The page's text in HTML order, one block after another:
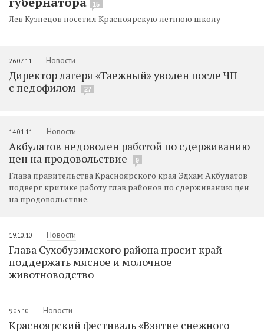
15
Лев Кузнецов посетил Красноярскую летнюю школу
26.07.11 Новости
Директор лагеря «Таежный» уволен после ЧП
с педофилом
27
14.01.11 Новости
Акбулатов недоволен работой по сдерживанию
цен на продовольствие
9
Глава правительства Красноярского края Эдхам Акбулатов
подверг критике работу глав районов по сдерживанию цен
на продовольствие.
19.10.10 Новости
Глава Сухобузимского района просит край
поддержать мясное и молочное
животноводство
9.03.10 Новости
Красноярский фестиваль «Взятие снежного